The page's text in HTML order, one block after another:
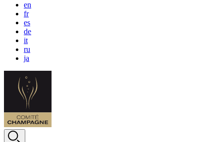
en
fr
es
de
it
ru
ja